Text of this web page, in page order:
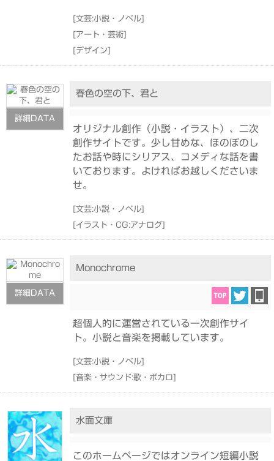
[文芸:小説・ノベル]
[アート・芸術]
[デザイン]
詳細DATA
春色の空の下、君と
オリジナル創作（小説・イラスト）、二次
創作サイトです。少し甘めな、ほのぼのし
たお話や時にシリアス、コメディな話を書
いております。よければお越しくださいま
せ。
[文芸:小説・ノベル]
[イラスト・CG:アナログ]
詳細DATA
Monochrome
超個人的に運営されている一次創作サイ
ト。小説と音楽を掲載しています。
[文芸:小説・ノベル]
[音楽・サウンド:歌・ボカロ]
水面文庫
このホームページではオンライン短編小説